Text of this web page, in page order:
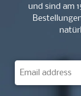
und sind am